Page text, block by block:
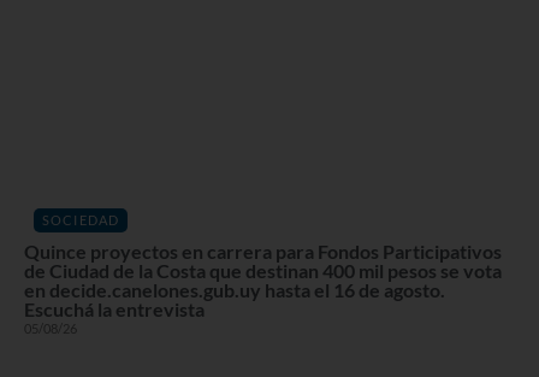
SOCIEDAD
Quince proyectos en carrera para Fondos Participativos
de Ciudad de la Costa que destinan 400 mil pesos se vota
en decide.canelones.gub.uy hasta el 16 de agosto.
Escuchá la entrevista
05/08/26